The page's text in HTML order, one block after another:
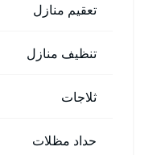
تعقيم منازل
تنظيف منازل
ثلاجات
حداد مظلات